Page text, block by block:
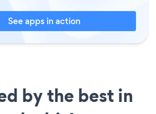
See apps in action
by the best in